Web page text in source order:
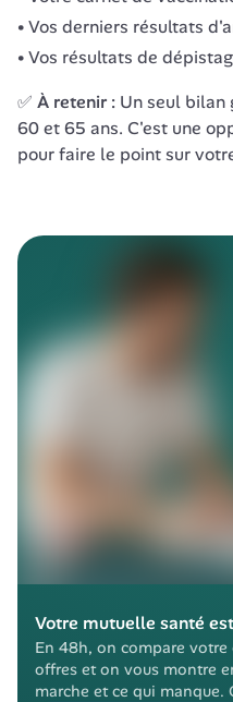
Vos derniers résultats
Vos résultats de
✅ À retenir : Un seul bilan
60 et 65 ans. C'est une
pour faire le point sur
Votre mutuelle santé
En 48h, on compare
offres et on vous montre
marche et ce qui manque.